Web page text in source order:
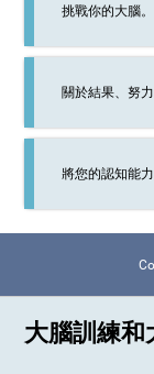
挑戰你的大腦
關於結果、努
將您的認知能
大腦訓練和